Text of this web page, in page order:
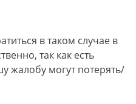
в таком случае в
так как есть
жалобу могут потерять/